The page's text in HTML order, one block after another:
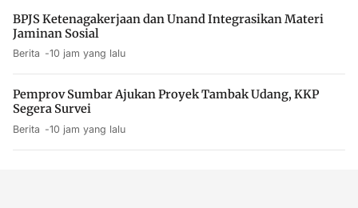
BPJS Ketenagakerjaan dan Unand Integrasikan Materi
Jaminan Sosial
Berita 10 jam yang lalu
Pemprov Sumbar Ajukan Proyek Tambak Udang, KKP
Segera Survei
Berita 10 jam yang lalu